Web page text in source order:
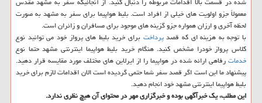
معمولاً جزو اولویت های خیلی از افراد است. بلیط هواپیما برای سفر به مشهد به صورت
لحظه آخری و ارزان همواره جزو گزینه های موجود برای مسافران و زائران است.
با توجه به هزینه ای كه قصدپرداخت برای خرید بلیط های پرواز خود می توانید نوع
كلاس پرواز خودرا مشخص كنید. هنگام خرید بلیط هواپیما اینترنتی مشهد حتما نوع
خدماترفاهی ارائه شده در هواپیما را از ایرلاین های مختلف مورد مقایسه قرار دهید.
پیشنهاد ما این است اگر قصد سفر شما حتمی گردیده است الان اقدامات لازم برای خرید
بلیط هواپیما اینترنتی مشهد خود انجام دهید.
این مطلب، یك خبرآگهی بوده و خبرگزاری مهر در محتوای آن هیچ نظری ندارد.